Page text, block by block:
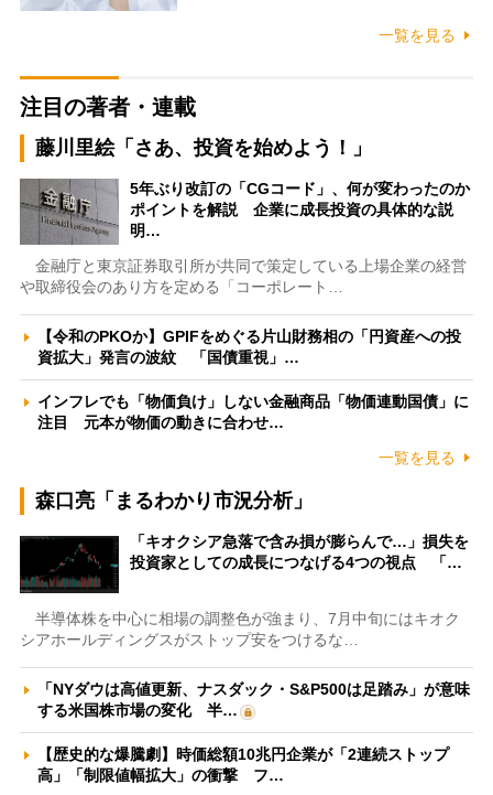
一覧を見る
注目の著者・連載
藤川里絵「さあ、投資を始めよう！」
5年ぶり改訂の「CGコード」、何が変わったのか
ポイントを解説 企業に成長投資の具体的な説
明…
金融庁と東京証券取引所が共同で策定している上場企業の経営
や取締役会のあり方を定める「コーポレート…
【令和のPKOか】GPIFをめぐる片山財務相の「円資産への投
資拡大」発言の波紋 「国債重視」…
インフレでも「物価負け」しない金融商品「物価連動国債」に
注目 元本が物価の動きに合わせ…
一覧を見る
森口亮「まるわかり市況分析」
「キオクシア急落で含み損が膨らんで…」損失を
投資家としての成長につなげる4つの視点 「…
半導体株を中心に相場の調整色が強まり、7月中旬にはキオク
シアホールディングスがストップ安をつけるな…
「NYダウは高値更新、ナスダック・S&P500は足踏み」が意味
する米国株市場の変化 半…
【歴史的な爆騰劇】時価総額10兆円企業が「2連続ストップ
高」「制限値幅拡大」の衝撃 フ…